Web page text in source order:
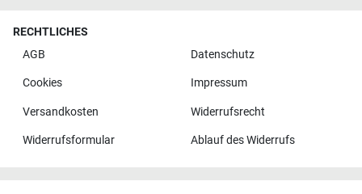
RECHTLICHES
AGB
Datenschutz
Cookies Impressum
Versandkosten Widerrufsrecht
Widerrufsformular Ablauf des Widerrufs